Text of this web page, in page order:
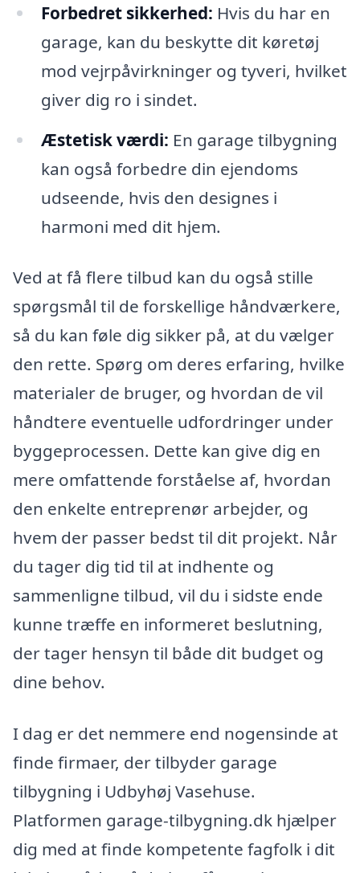
Forbedret sikkerhed: Hvis du har en
garage, kan du beskytte dit køretøj
mod vejrpåvirkninger og tyveri, hvilket
giver dig ro i sindet.
Æstetisk værdi: En garage tilbygning
kan også forbedre din ejendoms
udseende, hvis den designes i
harmoni med dit hjem.
Ved at få flere tilbud kan du også stille
spørgsmål til de forskellige håndværkere,
så du kan føle dig sikker på, at du vælger
den rette. Spørg om deres erfaring, hvilke
materialer de bruger, og hvordan de vil
håndtere eventuelle udfordringer under
byggeprocessen. Dette kan give dig en
mere omfattende forståelse af, hvordan
den enkelte entreprenør arbejder, og
hvem der passer bedst til dit projekt. Når
du tager dig tid til at indhente og
sammenligne tilbud, vil du i sidste ende
kunne træffe en informeret beslutning,
der tager hensyn til både dit budget og
dine behov.
I dag er det nemmere end nogensinde at
finde firmaer, der tilbyder garage
tilbygning i Udbyhøj Vasehuse.
Platformen garage-tilbygning.dk hjælper
dig med at finde kompetente fagfolk i dit